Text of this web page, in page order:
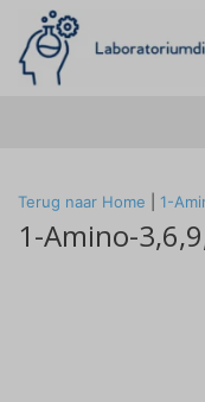
Terug naar Home 1-
1-Amino-